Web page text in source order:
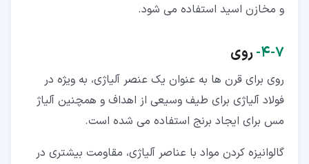
و مخازن اسید استفاده می شود.
۷‏-‏۴‏- روی
روی برای قرن ها به عنوان یک عنصر آلیاژی، به ویژه در
فولاد آلیاژی برای طیف وسیعی از اهداف و همچنین آلیاژ
مس برای ایجاد برنج استفاده می شده است.
گالوانیزه کردن مواد با عناصر آلیاژی، مقاومت بیشتری در